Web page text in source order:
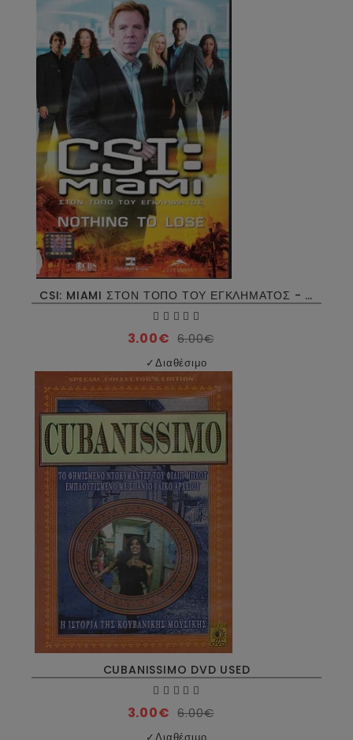
CSI: MIAMI ΣΤΟΝ ΤΟΠΟ ΤΟΥ ΕΓΚΛΗΜΑΤΟΣ - CSI: MIAMI NOTHING TO LOSE DVD USED
3.00€ 6.00€
✓Διαθέσιμο
CUBANISSIMO DVD USED
3.00€ 6.00€